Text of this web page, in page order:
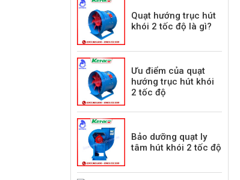
Quạt hướng trục hút
khói 2 tốc độ là gì?
Ưu điểm của quạt
hướng trục hút khói
2 tốc độ
Bảo dưỡng quạt ly
tâm hút khói 2 tốc độ